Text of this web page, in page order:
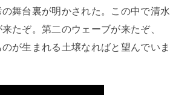
舞台裏が明かされた。この中で清水
たぞ。第二のウェーブが来たぞ、
が生まれる土壌なればと望んでいま